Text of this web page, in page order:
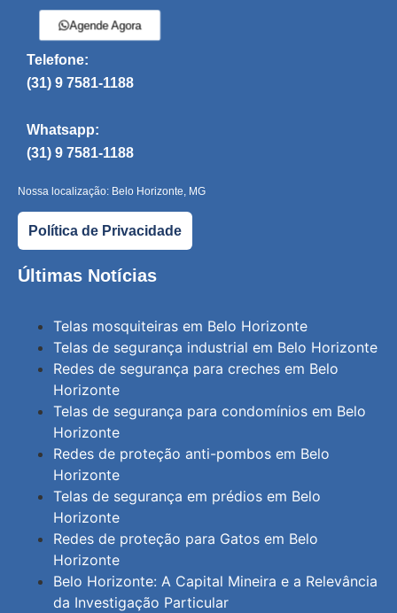
Agende Agora
Telefone:
(31) 9 7581-1188
Whatsapp:
(31) 9 7581-1188
Nossa localização: Belo Horizonte, MG
Política de Privacidade
Últimas Notícias
Telas mosquiteiras em Belo Horizonte
Telas de segurança industrial em Belo Horizonte
Redes de segurança para creches em Belo
Horizonte
Telas de segurança para condomínios em Belo
Horizonte
Redes de proteção anti-pombos em Belo
Horizonte
Telas de segurança em prédios em Belo
Horizonte
Redes de proteção para Gatos em Belo
Horizonte
Belo Horizonte: A Capital Mineira e a Relevância
da Investigação Particular